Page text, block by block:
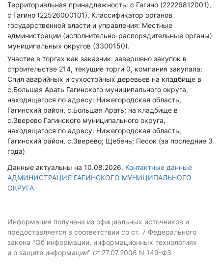
Территориальная принадлежность: с Гагино (22226812001),
с Гагино (22526000101). Классификатор органов
государственной власти и управления: Местные
администрации (исполнительно-распорядительные органы)
муниципальных округов (3300150).
Участие в торгах как заказчик: завершено закупок в
строительстве 214, текущие торги 0, компания закупала:
Спил аварийных и сухостойных деревьев на кладбище в
с.Большая Арать Гагинского муниципального округа,
находящегося по адресу: Нижегородская область,
Гагинский район, с.Большая Арать; на кладбище в
с.Зверево Гагинского муниципального округа,
находящегося по адресу: Нижегородская область,
Гагинский район, с.Зверево; Щебень; Песок (за последние 3
года)
Данные актуальны на 10.08.2026. Контактные данные
АДМИНИСТРАЦИЯ ГАГИНСКОГО МУНИЦИПАЛЬНОГО
ОКРУГА
Информация получена из официальных источников и
предоставляется в соответствии со ст. 7 Федерального
закона "Об информации, информационных технологиях
и о защите информации" от 27.07.2006 N 149-ФЗ